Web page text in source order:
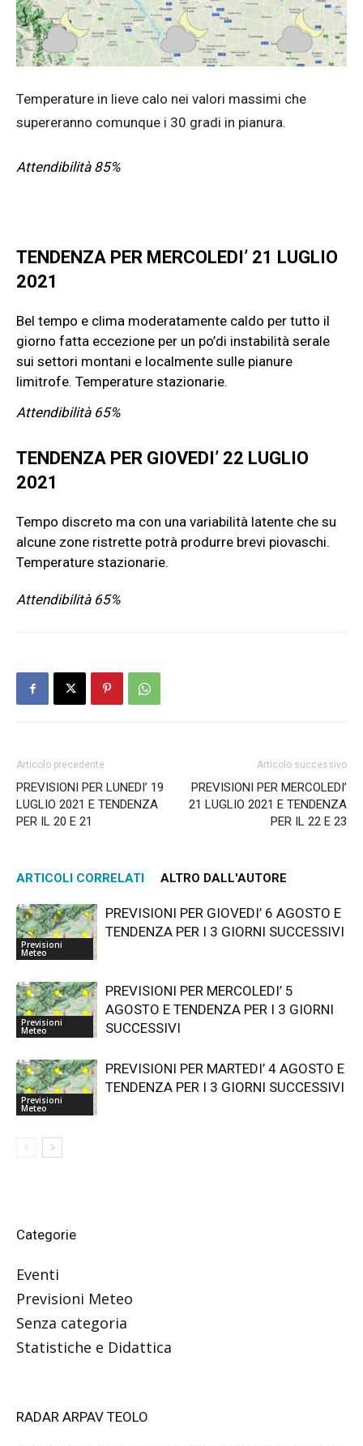
Temperature in lieve calo nei valori massimi che
supereranno comunque i 30 gradi in pianura.
Attendibilità 85%
TENDENZA PER MERCOLEDI’ 21 LUGLIO
2021
Bel tempo e clima moderatamente caldo per tutto il
giorno fatta eccezione per un po’di instabilità serale
sui settori montani e localmente sulle pianure
limitrofe. Temperature stazionarie.
Attendibilità 65%
TENDENZA PER GIOVEDI’ 22 LUGLIO
2021
Tempo discreto ma con una variabilità latente che su
alcune zone ristrette potrà produrre brevi piovaschi.
Temperature stazionarie.
Attendibilità 65%
Articolo precedente
PREVISIONI PER LUNEDI’ 19
LUGLIO 2021 E TENDENZA
PER IL 20 E 21
Articolo successivo
PREVISIONI PER MERCOLEDI’
21 LUGLIO 2021 E TENDENZA
PER IL 22 E 23
ARTICOLI CORRELATI ALTRO DALL'AUTORE
Previsioni
Meteo
PREVISIONI PER GIOVEDI’ 6 AGOSTO E
TENDENZA PER I 3 GIORNI SUCCESSIVI
Previsioni
Meteo
PREVISIONI PER MERCOLEDI’ 5
AGOSTO E TENDENZA PER I 3 GIORNI
SUCCESSIVI
Previsioni
Meteo
PREVISIONI PER MARTEDI’ 4 AGOSTO E
TENDENZA PER I 3 GIORNI SUCCESSIVI
Categorie
Eventi
Previsioni Meteo
Senza categoria
Statistiche e Didattica
RADAR ARPAV TEOLO